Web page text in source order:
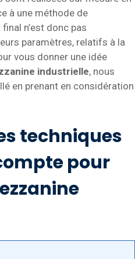
à une méthode de
n’est donc pas
paramètres, relatifs à la
vous donner une idée
industrielle, nous
en prenant en considération
techniques
pour